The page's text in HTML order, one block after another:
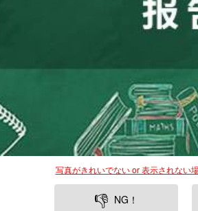
写真がきれいでない or 表示されない
👎 NG！